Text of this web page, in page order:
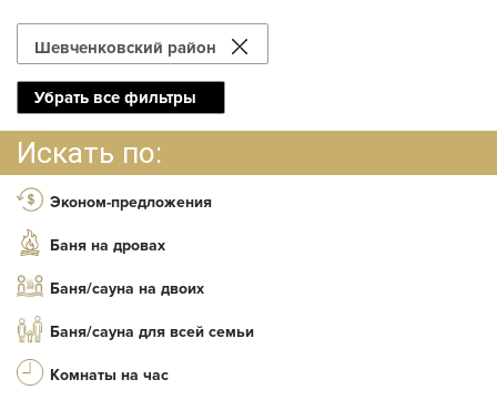
Шевченковский район
Убрать все фильтры
Искать по:
Эконом-предложения
Баня на дровах
Баня/сауна на двоих
Баня/сауна для всей семьи
Комнаты на час